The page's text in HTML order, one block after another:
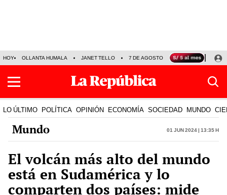
HOY OLLANTA HUMALA JANET TELLO 7 DE AGOSTO TINKA RESULTADOS
LO ÚLTIMO POLÍTICA OPINIÓN ECONOMÍA SOCIEDAD MUNDO
Mundo 01 Jun 2024 | 13:35 h
El volcán más alto del mundo
está en Sudamérica y lo
comparten dos países: mide